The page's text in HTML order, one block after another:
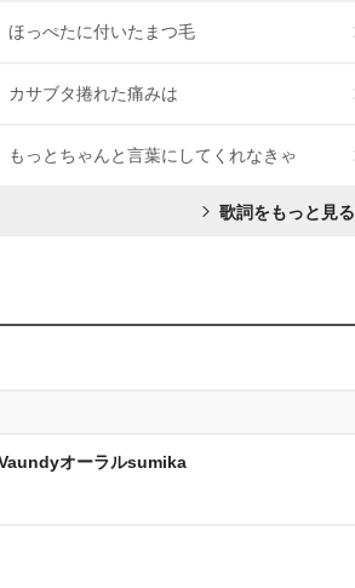
ほっぺたに付いたまつ毛
カサブタ捲れた痛みは
もっとちゃんと言葉にしてくれなきゃ
歌詞をもっと見る
オーラルsumika